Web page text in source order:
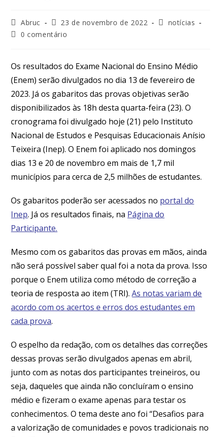
Abruc 23 de novembro de 2022
notícias
0 comentário
Os resultados do Exame Nacional do Ensino Médio
(Enem) serão divulgados no dia 13 de fevereiro de
2023. Já os gabaritos das provas objetivas serão
disponibilizados às 18h desta quarta-feira (23). O
cronograma foi divulgado hoje (21) pelo Instituto
Nacional de Estudos e Pesquisas Educacionais Anísio
Teixeira (Inep). O Enem foi aplicado nos domingos
dias 13 e 20 de novembro em mais de 1,7 mil
municípios para cerca de 2,5 milhões de estudantes.
Os gabaritos poderão ser acessados no portal do
Inep. Já os resultados finais, na Página do
Participante.
Mesmo com os gabaritos das provas em mãos, ainda
não será possível saber qual foi a nota da prova. Isso
porque o Enem utiliza como método de correção a
teoria de resposta ao item (TRI).As notas variam de
acordo com os acertos e erros dos estudantes em
cada prova.
O espelho da redação, com os detalhes das correções
dessas provas serão divulgados apenas em abril,
junto com as notas dos participantes treineiros, ou
seja, daqueles que ainda não concluíram o ensino
médio e fizeram o exame apenas para testar os
conhecimentos. O tema deste ano foi “Desafios para
a valorização de comunidades e povos tradicionais no